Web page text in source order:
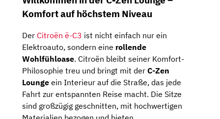
Komfort auf höchstem Niveau
Der Citroën ë-C3 ist nicht einfach nur ein
Elektroauto, sondern eine rollende
Wohlfühloase. Citroën bleibt seiner Komfort-
Philosophie treu und bringt mit der C-Zen
Lounge ein Interieur auf die Straße, das jede
Fahrt zur entspannten Reise macht. Die Sitze
sind großzügig geschnitten, mit hochwertigen